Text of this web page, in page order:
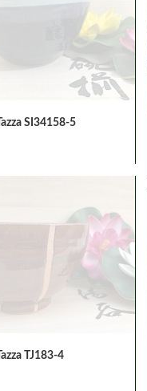
Tazza SI34158-5
Tazza TJ183-4